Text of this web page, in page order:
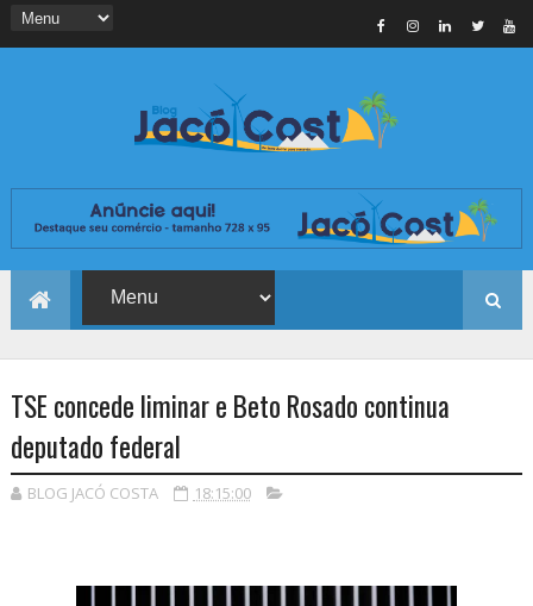
TSE concede liminar e Beto Rosado continua
deputado federal
BLOG JACÓ COSTA 18:15:00